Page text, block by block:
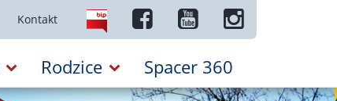
Kontakt
Rodzice Spacer 360